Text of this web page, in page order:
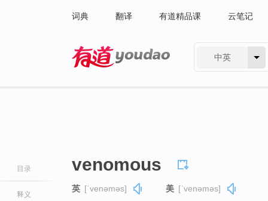
词典 翻译 有道精品课 云笔记
中英
目录
释义
venomous
英 [ˈvenəməs] 美 [ˈvenəməs]